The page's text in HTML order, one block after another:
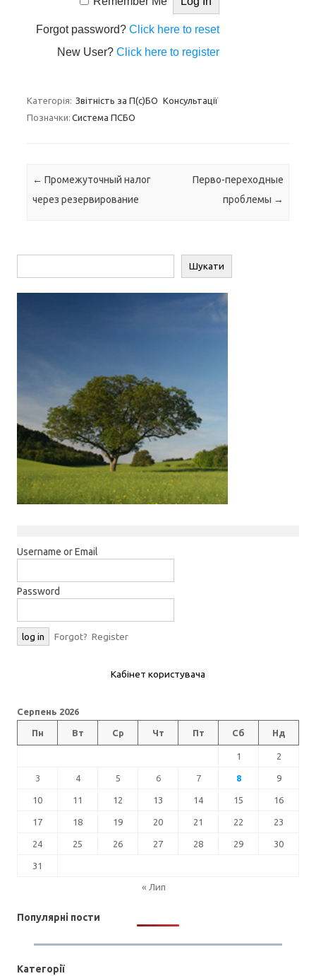
Forgot password?Click here to reset
New User?Click here to register
Категорія: Звітність за П(с)БО Консультації
Позначки: Система ПСБО
Навігація по запису
← Промежуточный налог
через резервирование
Перво-переходные
проблемы →
Шукати
Username or Email
Password
Forgot? Register
Кабінет користувача
Серпень 2026
Пн Вт Ср Чт Пт Сб Нд
1 2
3 4 5 6 7 8 9
10 11 12 13 14 15 16
17 18 19 20 21 22 23
24 25 26 27 28 29 30
31
« Лип
Популярні пости
Категорії